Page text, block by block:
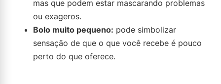
mas que podem estar mascarando problemas
ou exageros.
Bolo muito pequeno: pode simbolizar
sensação de que o que você recebe é pouco
perto do que oferece.